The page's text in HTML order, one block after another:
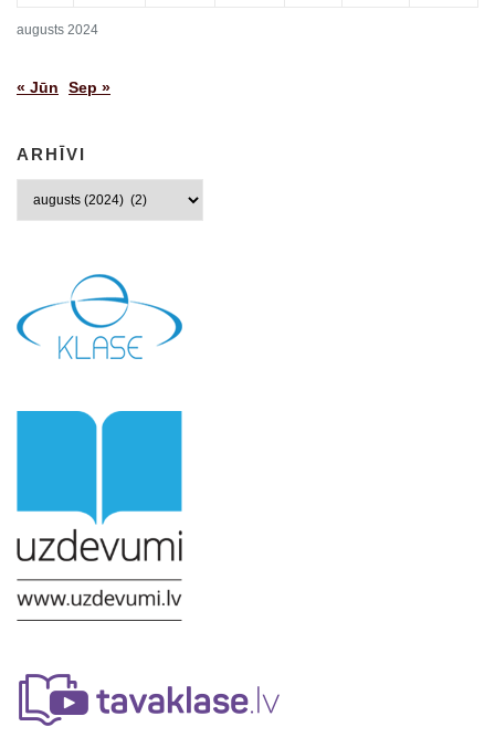
augusts 2024
« Jūn Sep »
ARHĪVI